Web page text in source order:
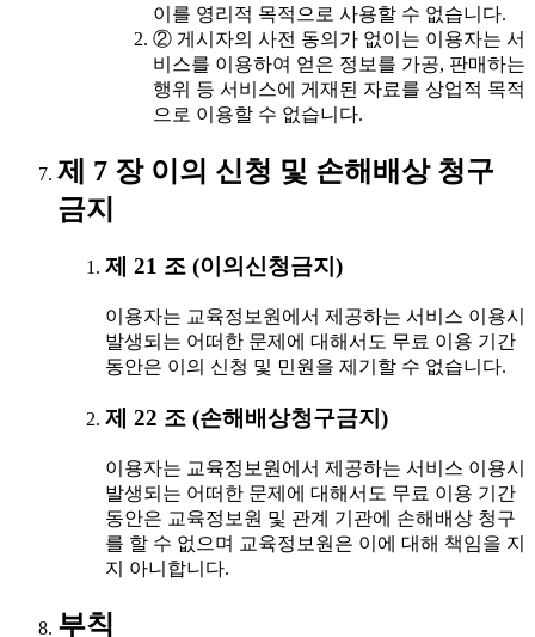
이를 영리적 목적으로 사용할 수 없습니다.
② 게시자의 사전 동의가 없이는 이용자는 서
비스를 이용하여 얻은 정보를 가공, 판매하는
행위 등 서비스에 게재된 자료를 상업적 목적
으로 이용할 수 없습니다.
제 7 장 이의 신청 및 손해배상 청구
금지
제 21 조 (이의신청금지)
이용자는 교육정보원에서 제공하는 서비스 이용시
발생되는 어떠한 문제에 대해서도 무료 이용 기간
동안은 이의 신청 및 민원을 제기할 수 없습니다.
제 22 조 (손해배상청구금지)
이용자는 교육정보원에서 제공하는 서비스 이용시
발생되는 어떠한 문제에 대해서도 무료 이용 기간
동안은 교육정보원 및 관계 기관에 손해배상 청구
를 할 수 없으며 교육정보원은 이에 대해 책임을 지
지 아니합니다.
부칙